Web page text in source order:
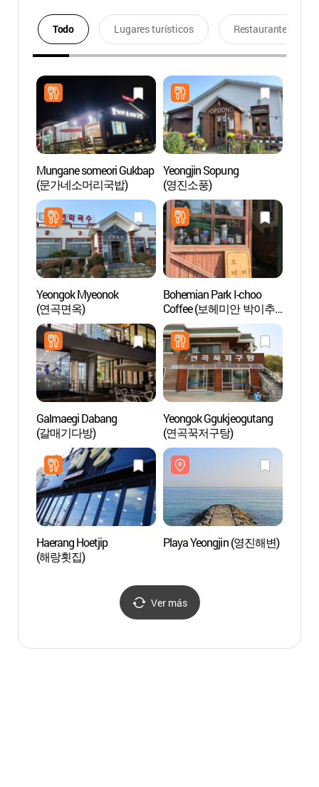
Todo Lugares turísticos Restaurantes
Mungane someori Gukbap
(문가네소머리국밥)
Yeongjin Sopung
(영진소풍)
Yeongok Myeonok
(연곡면옥)
Bohemian Park I-choo
Coffee (보헤미안 박이추
커피)
Galmaegi Dabang
(갈매기다방)
Yeongok Ggukjeogutang
(연곡꾹저구탕)
Haerang Hoetjip
(해랑횟집)
Playa Yeongjin (영진해변)
Ver más